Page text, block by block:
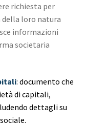
richiesta per
della loro natura
informazioni
societaria
: documento che
di capitali,
dettagli su